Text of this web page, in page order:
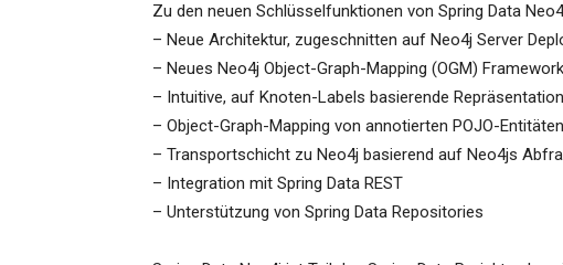
Zu den neuen Schlüsselfunktionen von Spring Data
– Neue Architektur, zugeschnitten auf Neo4j Server
– Neues Neo4j Object-Graph-Mapping (OGM) Framework
– Intuitive, auf Knoten-Labels basierende
– Object-Graph-Mapping von annotierten POJO-Entitäten
– Transportschicht zu Neo4j basierend auf Neo4js
– Integration mit Spring Data REST
– Unterstützung von Spring Data Repositories